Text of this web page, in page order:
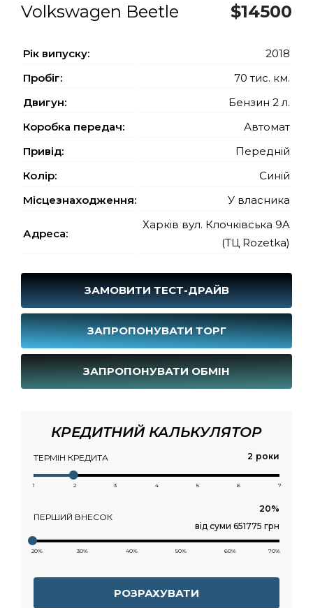
Volkswagen Beetle $14500
Рiк випуску:
2018
Пробіг:
70 тис. км.
Двигун:
Бензин 2 л.
Коробка передач:
Автомат
Привід:
Передній
Колір:
Синій
Місцезнаходження:
У власника
Адреса:
Харків вул. Клочківська 9A
(ТЦ Rozetka)
ЗАМОВИТИ ТЕСТ-ДРАЙВ
ЗАПРОПОНУВАТИ ТОРГ
ЗАПРОПОНУВАТИ ОБМІН
КРЕДИТНИЙ КАЛЬКУЛЯТОР
ТЕРМІН КРЕДИТА роки
1 2 3 4 5 6 7
ПЕРШИЙ ВНЕСОК
від суми 651775 грн
20% 30% 40% 50% 60% 70%
РОЗРАХУВАТИ